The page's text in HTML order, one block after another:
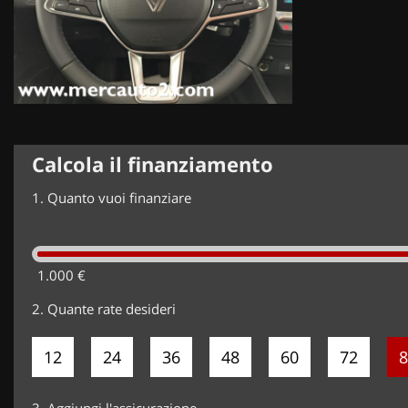
Calcola il finanziamento
1. Quanto vuoi finanziare
1.000 €
2. Quante rate desideri
12 24 36 48 60 72